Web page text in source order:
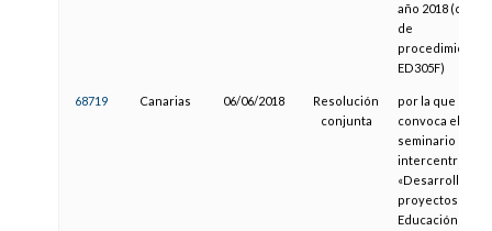
año 2018
de
procedimiento
ED305F)
68719 Canarias 06/06/2018
Resolución
conjunta
por la que se
convoca el
seminario
intercentros
«Desarrollo de
proyectos para
Educación de